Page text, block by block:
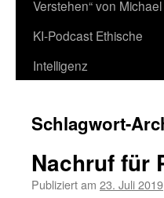
Verstehen“ von
KI-Podcast Ethische
Intelligenz
Schlagwort-
Nachruf für
Publiziert am 23. Juli 2019